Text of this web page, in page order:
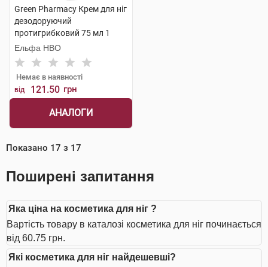
Green Pharmacy Крем для ніг
дезодоруючий
протигрибковий 75 мл 1
туба
Ельфа НВО
Немає в наявності
від 121.50 грн
АНАЛОГИ
Показано 17 з 17
Поширені запитання
Яка ціна на косметика для ніг ?
Вартість товару в каталозі косметика для ніг починається
від 60.75 грн.
Які косметика для ніг найдешевші?